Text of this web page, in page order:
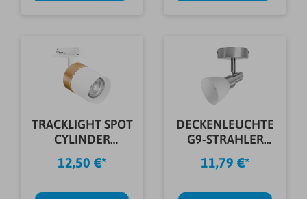
TRACKLIGHT SPOT
CYLINDER
WEIß/GOLD
12,50 €*
DECKENLEUCHTE
G9-STRAHLER
1,9W
11,79 €*